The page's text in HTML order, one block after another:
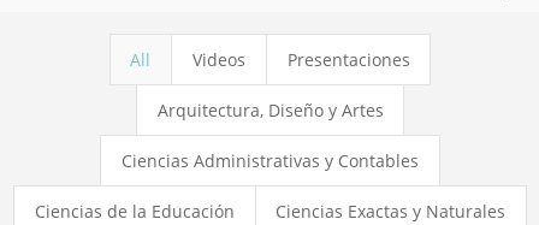
All Videos Presentaciones
Arquitectura, Diseño y Artes
Ciencias Administrativas y Contables
Ciencias de la Educación Ciencias Exactas y Naturales